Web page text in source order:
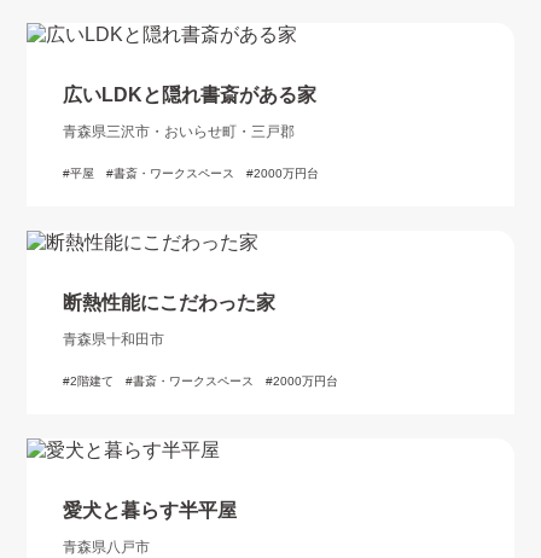
広いLDKと隠れ書斎がある家
青森県三沢市・おいらせ町・三戸郡
平屋 書斎・ワークスペース 2000万円台
断熱性能にこだわった家
青森県十和田市
2階建て 書斎・ワークスペース 2000万円台
愛犬と暮らす半平屋
青森県八戸市